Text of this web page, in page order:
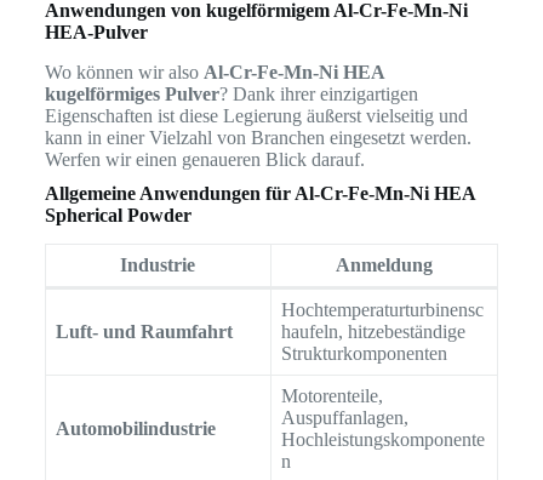
Anwendungen von kugelförmigem Al-Cr-Fe-Mn-Ni
HEA-Pulver
Wo können wir also Al-Cr-Fe-Mn-Ni HEA
kugelförmiges Pulver? Dank ihrer einzigartigen
Eigenschaften ist diese Legierung äußerst vielseitig und
kann in einer Vielzahl von Branchen eingesetzt werden.
Werfen wir einen genaueren Blick darauf.
Allgemeine Anwendungen für Al-Cr-Fe-Mn-Ni HEA
Spherical Powder
Industrie Anmeldung
Luft- und Raumfahrt
Hochtemperaturturbinensc
haufeln, hitzebeständige
Strukturkomponenten
Automobilindustrie
Motorenteile,
Auspuffanlagen,
Hochleistungskomponente
n